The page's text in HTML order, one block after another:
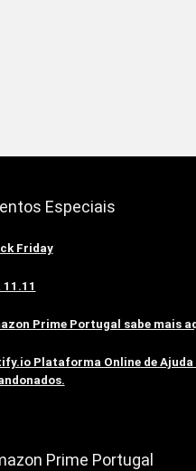
Especiais
Friday
11.11
Prime Portugal sabe mais
Plataforma Online de Ajuda
Prime Portugal